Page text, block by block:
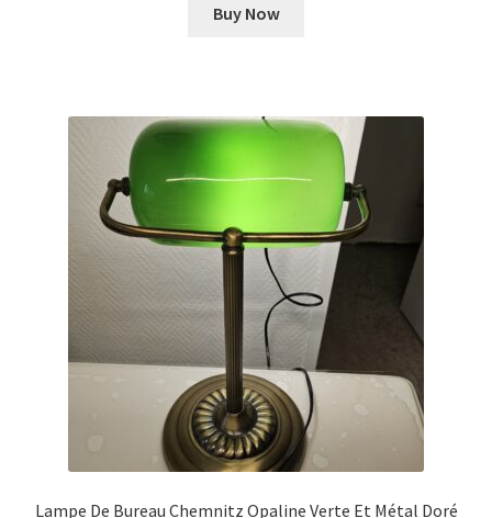
Buy Now
Lampe De Bureau Chemnitz Opaline Verte Et Métal Doré